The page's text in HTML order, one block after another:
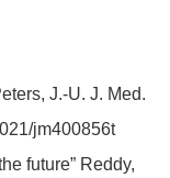
J.-U. J. Med.
jm400856t
future” Reddy,